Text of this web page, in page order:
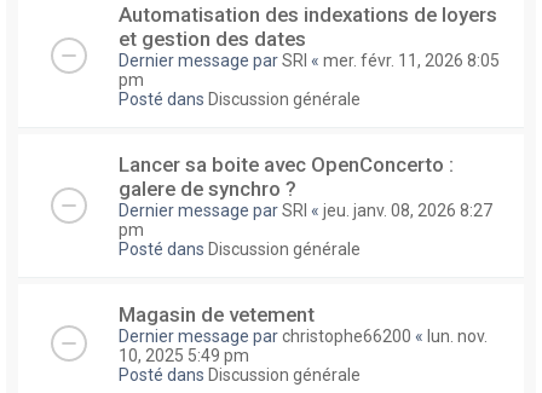
Automatisation des indexations de loyers
et gestion des dates
Dernier message parSRI « mer. févr. 11, 2026 8:05
pm
Posté dans Discussion générale
Lancer sa boite avec OpenConcerto :
galere de synchro ?
Dernier message parSRI « jeu. janv. 08, 2026 8:27
pm
Posté dans Discussion générale
Magasin de vetement
Dernier message parchristophe66200 « lun. nov.
10, 2025 5:49 pm
Posté dans Discussion générale